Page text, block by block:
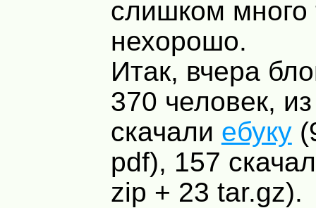
слишком много
нехорошо.
Итак, вчера
370 человек,
скачали ебуку
pdf), 157
zip + 23 tar.gz).